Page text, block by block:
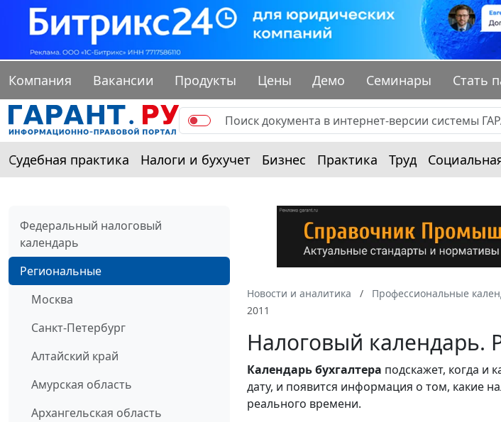
Компания Вакансии Продукты Цены Демо Семинары Стать
Судебная практика Налоги и бухучет Бизнес Практика Труд
Федеральный налоговый
календарь
Региональные
Москва
Санкт-Петербург
Алтайский край
Амурская область
Архангельская область
Новости и аналитика Профессиональные
2011
Налоговый календарь.
Календарьбухгалтера подскажет, когда и
дату, и появится информация о том, какие
реального времени.